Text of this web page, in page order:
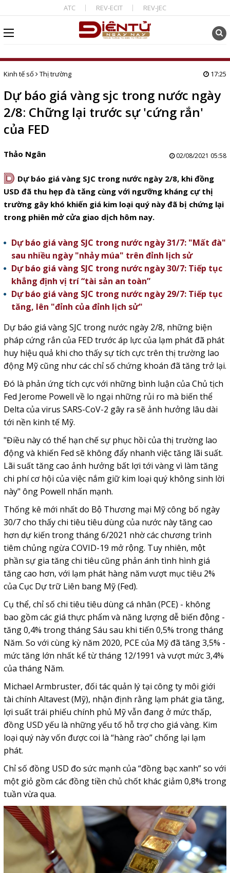
ATC REV-ECIT REV-JEC
Kinh tế số Thị trường 17:25
Dự báo giá vàng sjc trong nước ngày
2/8: Chững lại trước sự 'cứng rắn'
của FED
Thảo Ngân 02/08/2021 05:58
D Dự báo giá vàng SJC trong nước ngày 2/8, khi đồng
USD đã thu hẹp đà tăng cùng với ngưỡng kháng cự thị
trường gây khó khiến giá kim loại quý này đã bị chứng lại
trong phiên mở cửa giao dịch hôm nay.
Dự báo giá vàng SJC trong nước ngày 31/7: "Mất đà"
sau nhiều ngày "nhảy múa" trên đỉnh lịch sử
Dự báo giá vàng SJC trong nước ngày 30/7: Tiếp tục
khẳng định vị trí “tài sản an toàn”
Dự báo giá vàng SJC trong nước ngày 29/7: Tiếp tục
tăng, lên "đỉnh của đỉnh lịch sử"
Dự báo giá vàng SJC trong nước ngày 2/8, những biện
pháp cứng rắn của FED trước áp lực của lạm phát đã phát
huy hiệu quả khi cho thấy sự tích cực trên thị trường lao
động Mỹ cũng như các chỉ số chứng khoán đã tăng trở lại.
Đó là phản ứng tích cực với những bình luận của Chủ tịch
Fed Jerome Powell về lo ngại những rủi ro mà biến thể
Delta của virus SARS-CoV-2 gây ra sẽ ảnh hưởng lâu dài
tới nền kinh tế Mỹ.
"Điều này có thể hạn chế sự phục hồi của thị trường lao
động và khiến Fed sẽ không đẩy nhanh việc tăng lãi suất.
Lãi suất tăng cao ảnh hưởng bất lợi tới vàng vì làm tăng
chi phí cơ hội của việc nắm giữ kim loại quý không sinh lời
này" ông Powell nhấn mạnh.
Thống kê mới nhất do Bộ Thương mại Mỹ công bố ngày
30/7 cho thấy chi tiêu tiêu dùng của nước này tăng cao
hơn dự kiến trong tháng 6/2021 nhờ các chương trình
tiêm chủng ngừa COVID-19 mở rộng. Tuy nhiên, một
phần sự gia tăng chi tiêu cũng phản ánh tình hình giá
tăng cao hơn, với lạm phát hàng năm vượt mục tiêu 2%
của Cục Dự trữ Liên bang Mỹ (Fed).
Cụ thể, chỉ số chi tiêu tiêu dùng cá nhân (PCE) - không
bao gồm các giá thực phẩm và năng lượng dễ biến động -
tăng 0,4% trong tháng Sáu sau khi tiến 0,5% trong tháng
Năm. So với cùng kỳ năm 2020, PCE của Mỹ đã tăng 3,5% -
mức tăng lớn nhất kể từ tháng 12/1991 và vượt mức 3,4%
của tháng Năm.
Michael Armbruster, đối tác quản lý tại công ty môi giới
tài chính Altavest (Mỹ), nhận định rằng lạm phát gia tăng,
lợi suất trái phiếu chính phủ Mỹ vẫn đang ở mức thấp,
đồng USD yếu là những yếu tố hỗ trợ cho giá vàng. Kim
loại quý này vốn được coi là “hàng rào” chống lại lạm
phát.
Chỉ số đồng USD đo sức mạnh của “đồng bạc xanh” so với
một giỏ gồm các đồng tiền chủ chốt khác giảm 0,8% trong
tuần vừa qua.